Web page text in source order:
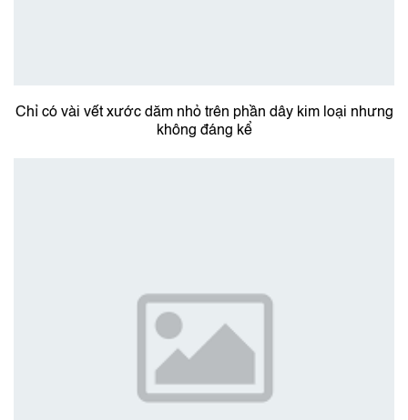
Chỉ có vài vết xước dăm nhỏ trên phần dây kim loại nhưng
không đáng kể